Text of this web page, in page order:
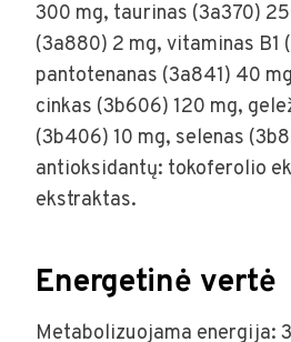
300 mg, taurinas (3a370)
(3a880) 2 mg, vitaminas B1
pantotenanas (3a841) 40
cinkas (3b606) 120 mg,
(3b406) 10 mg, selenas
antioksidantų: tokoferolio
ekstraktas.
Energetinė vertė
Metabolizuojama energija: